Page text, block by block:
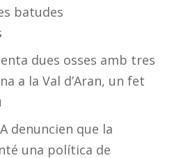
batudes
dues osses amb tres
a la Val d’Aran, un fet
denuncien que la
una política de